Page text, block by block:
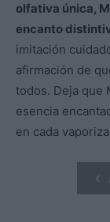
olfativa única,
encanto
imitación
afirmación de
todos. Deja que
esencia
en cada